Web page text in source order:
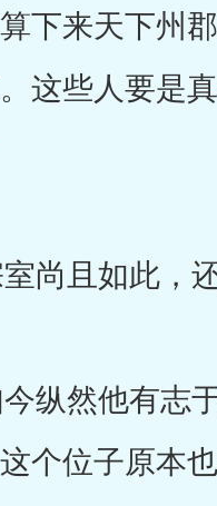
下来天下州
这些人要是
尚且如此，
纵然他有志
个位子原本